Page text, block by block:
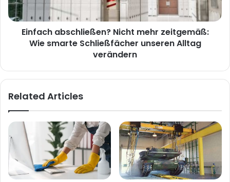
Einfach abschließen? Nicht mehr zeitgemäß:
Wie smarte Schließfächer unseren Alltag
verändern
Related Articles